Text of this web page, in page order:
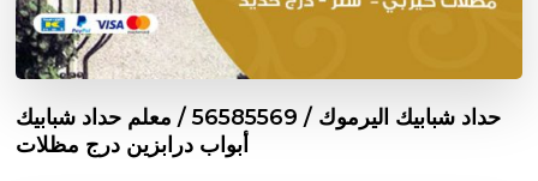
حداد شبابيك اليرموك / 56585569 / معلم حداد شبابيك
أبواب درابزين درج مظلات